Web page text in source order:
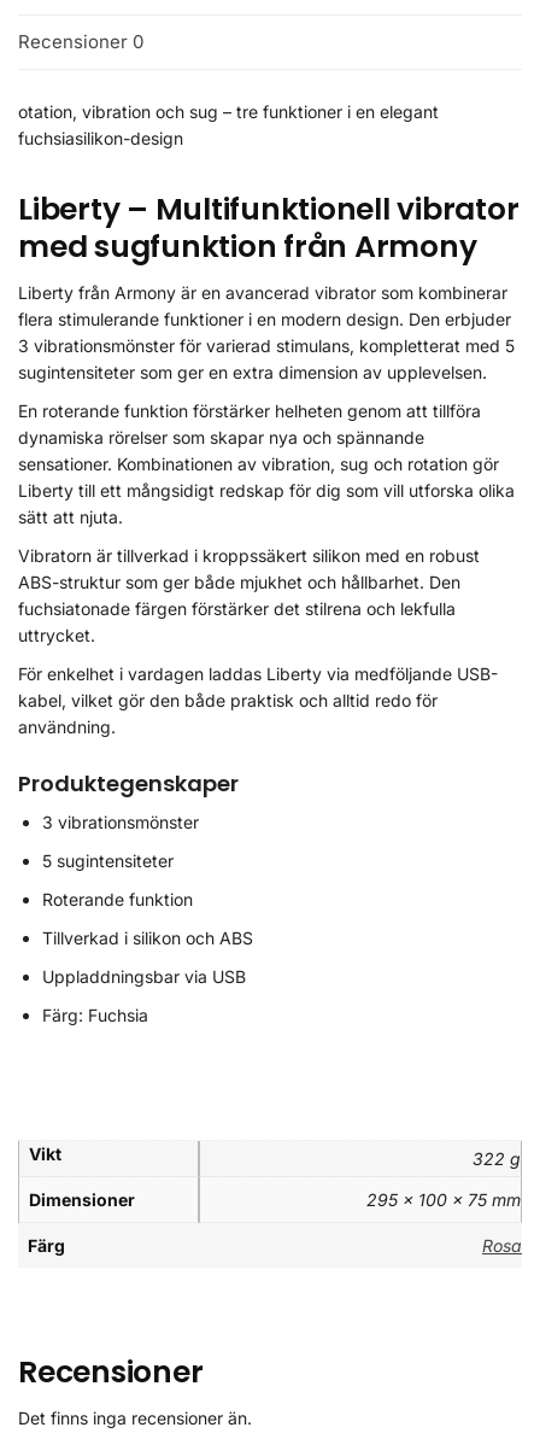
Recensioner 0
otation, vibration och sug – tre funktioner i en elegant
fuchsiasilikon-design
Liberty – Multifunktionell vibrator
med sugfunktion från Armony
Liberty från Armony är en avancerad vibrator som kombinerar
flera stimulerande funktioner i en modern design. Den erbjuder
3 vibrationsmönster för varierad stimulans, kompletterat med 5
sugintensiteter som ger en extra dimension av upplevelsen.
En roterande funktion förstärker helheten genom att tillföra
dynamiska rörelser som skapar nya och spännande
sensationer. Kombinationen av vibration, sug och rotation gör
Liberty till ett mångsidigt redskap för dig som vill utforska olika
sätt att njuta.
Vibratorn är tillverkad i kroppssäkert silikon med en robust
ABS-struktur som ger både mjukhet och hållbarhet. Den
fuchsiatonade färgen förstärker det stilrena och lekfulla
uttrycket.
För enkelhet i vardagen laddas Liberty via medföljande USB-
kabel, vilket gör den både praktisk och alltid redo för
användning.
Produktegenskaper
3 vibrationsmönster
5 sugintensiteter
Roterande funktion
Tillverkad i silikon och ABS
Uppladdningsbar via USB
Färg: Fuchsia
Vikt
322 g
Dimensioner
295 × 100 × 75 mm
Färg Rosa
Recensioner
Det finns inga recensioner än.